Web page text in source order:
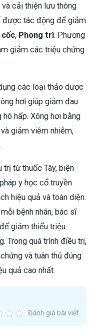
cải thiện lưu thông
được tác động để giảm
cốc, Phong trì. Phương
giảm các triệu chứng
các loại thảo dược
hơi giúp giảm đau
hấp. Xông hơi bằng
giảm viêm nhiễm,
từ thuốc Tây, biện
y học cổ truyền
hiệu quả và toàn diện.
bệnh nhân, bác sĩ
giảm thiểu triệu
Trong quá trình điều trị,
và tuân thủ đúng
quả cao nhất.
Đánh giá bài viết